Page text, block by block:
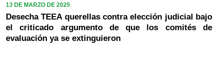
13 DE MARZO DE 2025
Desecha TEEA querellas contra elección judicial bajo
el criticado argumento de que los comités de
evaluación ya se extinguieron